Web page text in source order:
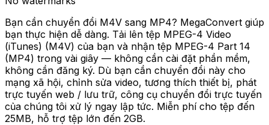
Bạn cần chuyển đổi M4V sang MP4? MegaConvert giúp
bạn thực hiện dễ dàng. Tải lên tệp MPEG-4 Video
(iTunes) (M4V) của bạn và nhận tệp MPEG-4 Part 14
(MP4) trong vài giây — không cần cài đặt phần mềm,
không cần đăng ký. Dù bạn cần chuyển đổi này cho
mạng xã hội, chỉnh sửa video, tương thích thiết bị, phát
trực tuyến web / lưu trữ, công cụ chuyển đổi trực tuyến
của chúng tôi xử lý ngay lập tức. Miễn phí cho tệp đến
25MB, hỗ trợ tệp lớn đến 2GB.